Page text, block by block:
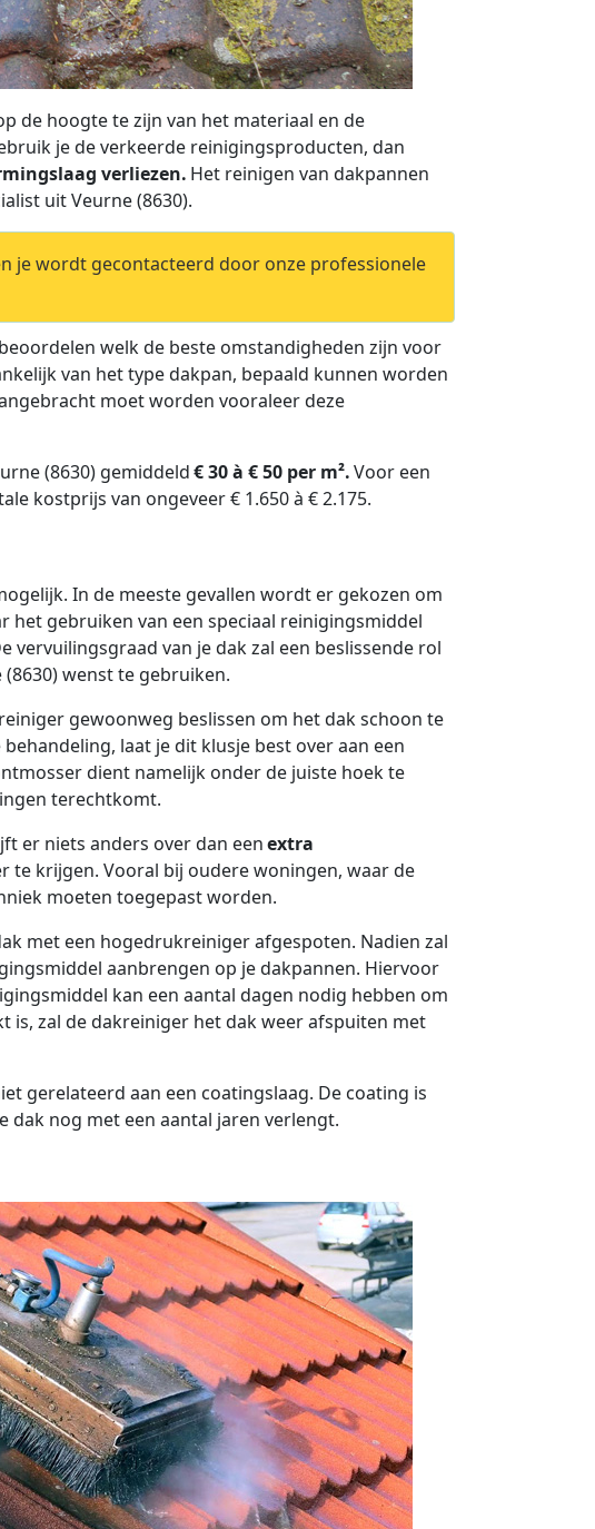
de hoogte te zijn van het materiaal en de
je de verkeerde reinigingsproducten, dan
verliezen. Het reinigen van dakpannen
uit Veurne (8630).
je wordt gecontacteerd door onze professionele
welk de beste omstandigheden zijn voor
van het type dakpan, bepaald kunnen worden
moet worden vooraleer deze
(8630) gemiddeld€ 30 à € 50 per m².Voor een
kostprijs van ongeveer € 1.650 à € 2.175.
In de meeste gevallen wordt er gekozen om
gebruiken van een speciaal reinigingsmiddel
van je dak zal een beslissende rol
wenst te gebruiken.
gewoonweg beslissen om het dak schoon te
laat je dit klusje best over aan een
dient namelijk onder de juiste hoek te
terechtkomt.
er niets anders over dan eenextra
te krijgen. Vooral bij oudere woningen, waar de
moeten toegepast worden.
met een hogedrukreiniger afgespoten. Nadien zal
aanbrengen op je dakpannen. Hiervoor
kan een aantal dagen nodig hebben om
is, zal de dakreiniger het dak weer afspuiten met
gerelateerd aan een coatingslaag. De coating is
dak nog met een aantal jaren verlengt.